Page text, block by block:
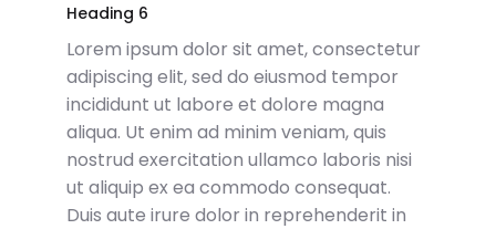
Heading 6
Lorem ipsum dolor sit amet, consectetur
adipiscing elit, sed do eiusmod tempor
incididunt ut labore et dolore magna
aliqua. Ut enim ad minim veniam, quis
nostrud exercitation ullamco laboris nisi
ut aliquip ex ea commodo consequat.
Duis aute irure dolor in reprehenderit in